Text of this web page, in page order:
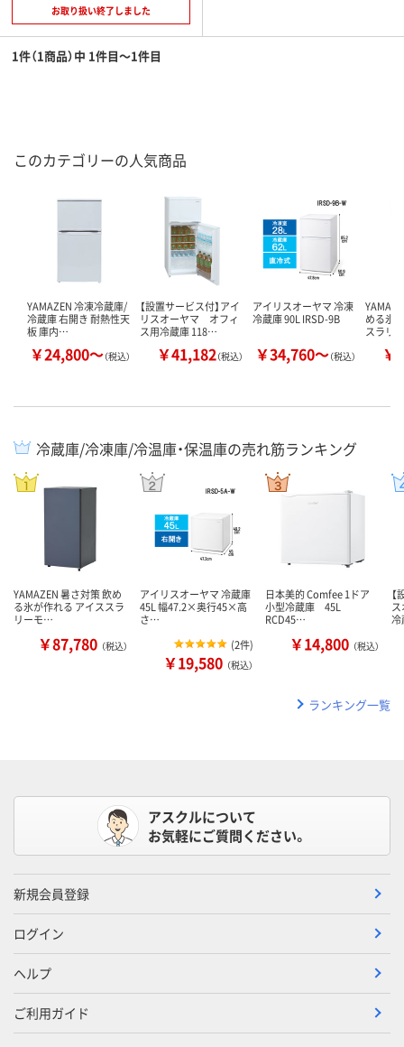
お取り扱い終了しました
1件（1商品）中 1件目～1件目
このカテゴリーの人気商品
YAMAZEN 冷凍冷蔵庫/
冷蔵庫 右開き 耐熱性天
板 庫内…
￥24,800～（税込）
【設置サービス付】アイ
リスオーヤマ オフィ
ス用冷蔵庫 118…
￥41,182（税込）
アイリスオーヤマ 冷凍
冷蔵庫 90L IRSD-9B
￥34,760～（税込）
める氷
スラリ
￥
冷蔵庫/冷凍庫/冷温庫・保温庫の売れ筋ランキング
YAMAZEN 暑さ対策 飲め
る氷が作れる アイススラ
リーモ…
￥87,780 （税込）
アイリスオーヤマ 冷蔵庫
45L 幅47.2×奥行45×高
さ…
(2件)
￥19,580 （税込）
日本美的 Comfee 1ドア
小型冷蔵庫 45L
RCD45…
￥14,800 （税込）
ランキング一覧
アスクルについて
お気軽にご質問ください。
新規会員登録
ログイン
ヘルプ
ご利用ガイド